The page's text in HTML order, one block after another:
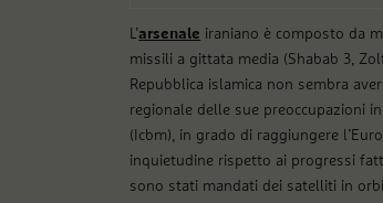
L’arsenale iraniano è composto da
missili a gittata media (Shabab 3,
Repubblica islamica non sembra
regionale delle sue preoccupazioni
(Icbm), in grado di raggiungere
inquietudine rispetto ai progressi
sono stati mandati dei satelliti in